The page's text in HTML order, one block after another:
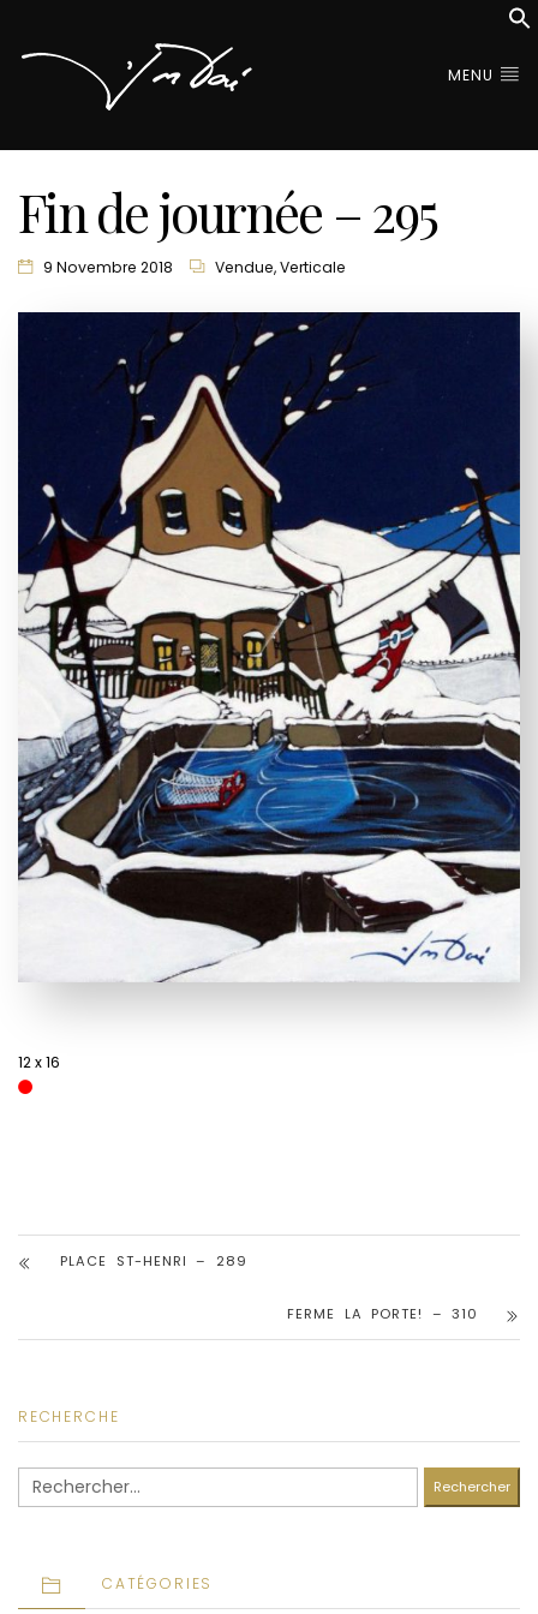
MENU
Fin de journée – 295
9 Novembre 2018 Vendue,Verticale
12 x 16
PLACE ST-HENRI – 289
FERME LA PORTE! – 310
RECHERCHE
Rechercher :
CATÉGORIES